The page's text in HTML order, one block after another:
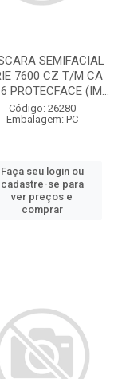
SEMIFACIAL
7600 CZ T/M CA
PROTECFACE (IM...
Código: 26280
Embalagem: PC
Faça seu login ou
cadastre-se para
ver preços e
comprar